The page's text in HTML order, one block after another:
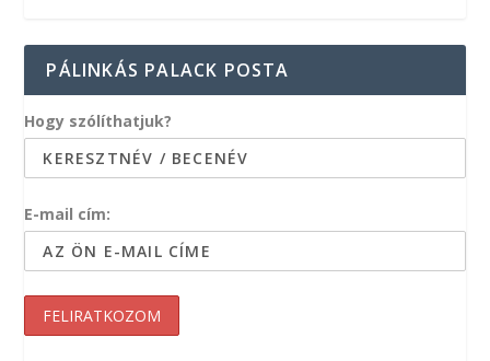
PÁLINKÁS PALACK POSTA
Hogy szólíthatjuk?
E-mail cím: